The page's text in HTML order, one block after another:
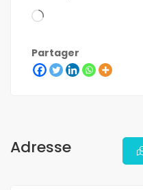
Partager
Adresse